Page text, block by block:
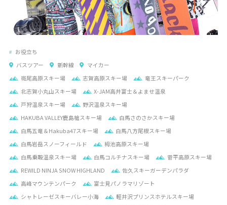
お役立ち
バスツアー
新幹線
マイカー
斑尾高原スキー場
志賀高原スキー場
竜王スキーパーク
北志賀小丸山スキー場
X-JAM高井富士＆よませ温泉
戸狩温泉スキー場
野沢温泉スキー場
HAKUBA VALLEY鹿島槍スキー場
白馬さのさかスキー場
白馬五竜＆Hakuba47スキー場
白馬八方尾根スキー場
白馬岩岳スノーフィールド
栂池高原スキー場
白馬乗鞍温泉スキー場
白馬コルチナスキー場
菅平高原スキー場
REWILD NINJA SNOW HIGHLAND
佐久スキーガーデンパラダ
高峰マウンテンパーク
富士見パノラマリゾート
シャトレーゼスキーバレー小海
軽井沢プリンスホテルスキー場